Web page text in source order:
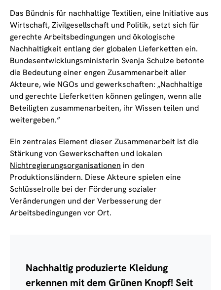
Das Bündnis für nachhaltige Textilien, eine Initiative aus
Wirtschaft, Zivilgesellschaft und Politik, setzt sich für
gerechte Arbeitsbedingungen und ökologische
Nachhaltigkeit entlang der globalen Lieferketten ein.
Bundesentwicklungsministerin Svenja Schulze betonte
die Bedeutung einer engen Zusammenarbeit aller
Akteure, wie NGOs und gewerkschaften: „Nachhaltige
und gerechte Lieferketten können gelingen, wenn alle
Beteiligten zusammenarbeiten, ihr Wissen teilen und
weitergeben.“
Ein zentrales Element dieser Zusammenarbeit ist die
Stärkung von Gewerkschaften und lokalen
Nichtregierungsorganisationen in den
Produktionsländern. Diese Akteure spielen eine
Schlüsselrolle bei der Förderung sozialer
Veränderungen und der Verbesserung der
Arbeitsbedingungen vor Ort.
Nachhaltig produzierte Kleidung
erkennen mit dem Grünen Knopf! Seit